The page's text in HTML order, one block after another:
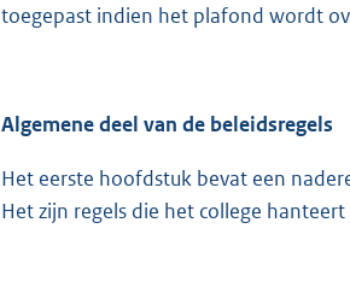
toegepast indien het plafond wordt
Algemene deel van de beleidsregels
Het eerste hoofdstuk bevat een
Het zijn regels die het college